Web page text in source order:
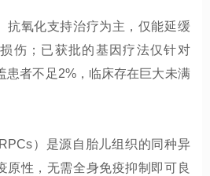
抗氧化支持治疗为主，仅能延缓
伤；已获批的基因疗法仅针对
患者不足2%，临床存在巨大未满
）是源自胎儿组织的同种异
原性，无需全身免疫抑制即可良